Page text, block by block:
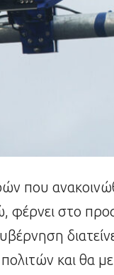
που
φέρνει στο
και θα